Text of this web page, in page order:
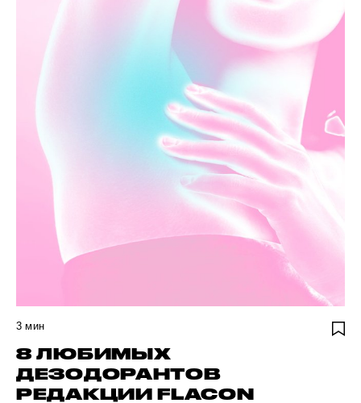
3 мин
8 ЛЮБИМЫХ
ДЕЗОДОРАНТОВ
РЕДАКЦИИ FLACON